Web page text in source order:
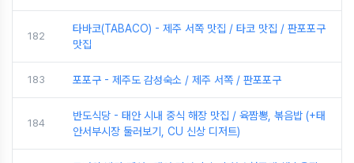
182
타바코(TABACO) - 제주 서쪽 맛집 / 타코 맛집 / 판포포구
맛집
183 포포구 - 제주도 감성숙소 / 제주 서쪽 / 판포포구
184
반도식당 - 태안 시내 중식 해장 맛집 / 육짬뽕, 볶음밥 (+태
안서부시장 둘러보기, CU 신상 디저트)